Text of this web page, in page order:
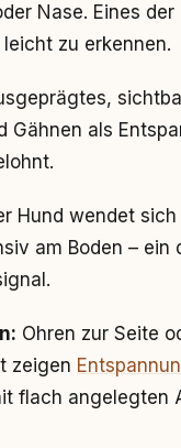
Nase. Eines
zu erkennen.
Gähnen als
Hund wendet sich
am Boden – ein
Ohren zur Seite
zeigen
flach angelegten